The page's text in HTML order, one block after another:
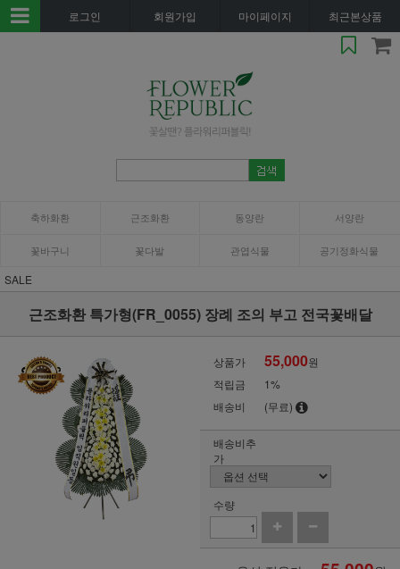
로그인 회원가입 마이페이지 최근본상품
축하화환 근조화환 동양란 서양란
꽃바구니 꽃다발 관엽식물 공기정화식물
SALE
근조화환 특가형(FR_0055) 장례 조의 부고 전국꽃배달
상품가 55,000원
적립금
1%
배송비
(무료)
배송비추
가
수량